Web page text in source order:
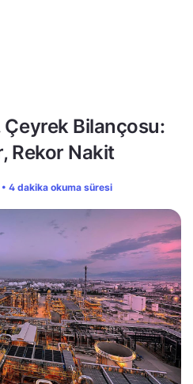
Bilançosu:
Rekor Nakit
4 dakika okuma süresi